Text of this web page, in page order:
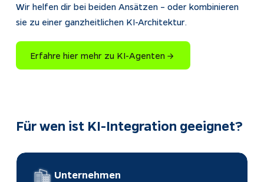
Wir helfen dir bei beiden Ansätzen – oder kombinieren
sie zu einer ganzheitlichen KI-Architektur.
Erfahre hier mehr zu KI-Agenten → ​​​​‌ ‍ ​‍​‍‌‍ ‌ ​‍‌‍‍‌‌‍‌ ‌‍‍‌‌‍ ‍​‍​‍​ ‍‍​‍​‍‌ ​ ‌‍​‌‌‍ ‍‌‍‍‌‌ ‌​‌ ‍‌​‍ ‍‌‍‍‌‌‍ ​‍​‍​‍ ​​‍​‍‌‍‍​‌ ​‍‌‍‌‌‌‍‌‍​‍​‍​ ‍‍​‍​‍​‍ ‌ ​ ‌ ‌​‌ ‌‌‌‍‌​‌‍‍‌‌‍ ​‍ ‌‍‍‌‌‍ ‍‌ ‌​‌‍‌‌‌‍ ‍‌ ‌​​‍ ‌‍‌‌‌‍‌​‌‍‍‌‌ ‌​​‍ ‌‍ ‌‌‍ ‌‍‌​‌‍‌‌​ ‌‌ ​​‌ ​‍‌‍‌‌‌ ​ ‌‍‌‌‌‍ ‍‌ ‌​‌‍​‌‌ ‌​‌‍‍‌‌‍ ‌‍ ‍​ ‍ ‌‍‍‌‌‍‌​​ ‌​ ​‍‌‍‌​‌‍​‌​ ‌‌​ ‌‍‌‍‌‍‌‍‌​​ ​‌​‍ ‌​ ​‍​ ‍​​ ​ ​ ‌‍​‍ ‌​ ‌​​ ​ ​ ‌‍​ ‌ ​‍ ‌​ ‍​‌‍​‌‌‍‌‌​ ​‌​‍ ‌‌‍‌​​ ‍‌​ ‌ ​ ‍‌​ ‌​​ ​‌​ ‌ ​ ​​​ ​ ​ ‍​‌‍‌‍​ ​ ​ ‍ ‌ ‌​‌ ‍‌‌ ​​‌‍‌‌​ ‌‌ ​ ‌‍‌‌‌ ​‍‌ ‌‍‌‍‍‌‌‍​ ‌‍‌‌​‍ ‌‌ ​​‌‍​‌‌‍‌ ‌‍‌‌​ ‍ ‌ ​​‌‍​‌‌ ‌​‌‍‍​​ ‌‌‍ ‌‌‍ ‌‍‌​‌ ‌‌‌‍ ​‌‍‌‌‌ ​ ​‍‌‌​ ‌‌‌​​‍‌‌ ‌‍‍ ‌‍‌‌‌ ‍‌​‍‌‌​ ​ ‌​‌​​‍‌‌​ ​ ‌​‌​​‍‌‌​ ​‍​ ​‍​ ​​​ ‌​​ ‌ ‌‍‌‌​ ‍​​ ‌‌​ ‍​‌‍​‌​ ​ ​ ‌​‌‍‌‌​ ‍‌‌‍‌‌‌‍​‍​ ​‌​ ​‍​ ‌​​ ​‌‌‍‌​​ ​‌‌‍‌‍‌‍‌​​ ​‍​ ​​‌‍‌‌​ ‍​​ ​ ​ ​ ​ ‍‌‌‍‌​‌‍​ ​ ‌‍​‍‌‌​ ​‍​ ​‍​‍‌‌​ ‌‌‌​‌​​‍ ‍‌‍​ ‌‍ ‌‍ ‍‌ ‌​‌‍‌‌‌‍ ‍‌ ‌​​‍‌‌​ ‌‌‌​​‍‌‌ ‌‍‍ ‌‍‌‌‌ ‍‌​‍‌‌​ ​ ‌​‌​​‍‌‌​ ​ ‌​‌​​‍‌‌​ ​‍​ ​‍​ ​‌​ ​‌‌‍‌‌​ ​ ​ ‌‌​ ​​‌‍‌​​ ​‌‌‍‌‌‌‍‌​‌‍​‍‌‍‌​​‍‌‌​ ​‍​ ​‍​‍‌‌​ ‌‌‌​‌​​‍ ‍‌‍ ‍‌‍​‌‌‍ ‌‌‍‌‌​ ‌‍​‍‌‍​‌‌ ​ ‌‍‌‌‌‌‌‌‌ ​‍‌‍ ​​ ‌​‍‌‌​ ​‍‌​‌‍‌ ​ ‌ ‌​‌ ‌‌‌‍‌​‌‍‍‌‌‍ ​‍‌‍‌‍‍‌‌‍‌​​ ‌​ ​‍‌‍‌​‌‍​‌​ ‌‌​ ‌‍‌‍‌‍‌‍‌​​ ​‌​‍ ‌​ ​‍​ ‍​​ ​ ​ ‌‍​‍ ‌​ ‌​​ ​ ​ ‌‍​ ‌ ​‍ ‌​ ‍​‌‍​‌‌‍‌‌​ ​‌​‍ ‌‌‍‌​​ ‍‌​ ‌ ​ ‍‌​ ‌​​ ​‌​ ‌ ​ ​​​ ​ ​ ‍​‌‍‌‍​ ​ ​‍‌‍‌ ‌​‌ ‍‌‌ ​​‌‍‌‌​ ‌‌ ​ ‌‍‌‌‌ ​‍‌ ‌‍‌‍‍‌‌‍​ ‌‍‌‌​‍ ‌‌ ​​‌‍​‌‌‍‌ ‌‍‌‌​‍‌‍‌ ​​‌‍​‌‌ ‌​‌‍‍​​ ‌‌‍ ‌‌‍ ‌‍‌​‌ ‌‌‌‍ ​‌‍‌‌‌ ​ ​‍‌‌​ ‌‌‌​​‍‌‌ ‌‍‍ ‌‍‌‌‌ ‍‌​‍‌‌​ ​ ‌​‌​​‍‌‌​ ​ ‌​‌​​‍‌‌​ ​‍​ ​‍​ ​​​ ‌​​ ‌ ‌‍‌‌​ ‍​​ ‌‌​ ‍​‌‍​‌​ ​ ​ ‌​‌‍‌‌​ ‍‌‌‍‌‌‌‍​‍​ ​‌​ ​‍​ ‌​​ ​‌‌‍‌​​ ​‌‌‍‌‍‌‍‌​​ ​‍​ ​​‌‍‌‌​ ‍​​ ​ ​ ​ ​ ‍‌‌‍‌​‌‍​ ​ ‌‍​‍‌‌​ ​‍​ ​‍​‍‌‌​ ‌‌‌​‌​​‍ ‍‌‍​ ‌‍ ‌‍ ‍‌ ‌​‌‍‌‌‌‍ ‍‌ ‌​​‍‌‌​ ‌‌‌​​‍‌‌ ‌‍‍ ‌‍‌‌‌ ‍‌​‍‌‌​ ​ ‌​‌​​‍‌‌​ ​ ‌​‌​​‍‌‌​ ​‍​ ​‍​ ​‌​ ​‌‌‍‌‌​ ​ ​ ‌‌​ ​​‌‍‌​​ ​‌‌‍‌‌‌‍‌​‌‍​‍‌‍‌​​‍‌‌​ ​‍​ ​‍​‍‌‌​ ‌‌‌​‌​​‍ ‍‌‍ ‍‌‍​‌‌‍ ‌‌‍‌‌​‍​‍‌ ‌​​​​‌ ‍ ​‍​‍‌‍ ‌ ​‍‌‍‍‌‌‍‌ ‌‍‍‌‌‍ ‍​‍​‍​ ‍‍​‍​‍‌ ​ ‌‍​‌‌‍ ‍‌‍‍‌‌ ‌​‌ ‍‌​‍ ‍‌‍‍‌‌‍ ​‍​‍​‍ ​​‍​‍‌‍‍​‌ ​‍‌‍‌‌‌‍‌‍​‍​‍​ ‍‍​‍​‍​‍ ‌ ​ ‌ ‌​‌ ‌‌‌‍‌​‌‍‍‌‌‍ ​‍ ‌‍‍‌‌‍ ‍‌ ‌​‌‍‌‌‌‍ ‍‌ ‌​​‍ ‌‍‌‌‌‍‌​‌‍‍‌‌ ‌​​‍ ‌‍ ‌‌‍ ‌‍‌​‌‍‌‌​ ‌‌ ​​‌ ​‍‌‍‌‌‌ ​ ‌‍‌‌‌‍ ‍‌ ‌​‌‍​‌‌ ‌​‌‍‍‌‌‍ ‌‍ ‍​ ‍ ‌‍‍‌‌‍‌​​ ‌​ ​‍‌‍‌​‌‍​‌​ ‌‌​ ‌‍‌‍‌‍‌‍‌​​ ​‌​‍ ‌​ ​‍​ ‍​​ ​ ​ ‌‍​‍ ‌​ ‌​​ ​ ​ ‌‍​ ‌ ​‍ ‌​ ‍​‌‍​‌‌‍‌‌​ ​‌​‍ ‌‌‍‌​​ ‍‌​ ‌ ​ ‍‌​ ‌​​ ​‌​ ‌ ​ ​​​ ​ ​ ‍​‌‍‌‍​ ​ ​ ‍ ‌ ‌​‌ ‍‌‌ ​​‌‍‌‌​ ‌‌ ​ ‌‍‌‌‌ ​‍‌ ‌‍‌‍‍‌‌‍​ ‌‍‌‌​‍ ‌‌ ​​‌‍​‌‌‍‌ ‌‍‌‌​ ‍ ‌ ​​‌‍​‌‌ ‌​‌‍‍​​ ‌‌‍​ ‌‍​‌‌‍ ​‌‍ ​‌‌‌​‌‍ ‌​​‌‌‍​ ‌ ‌​‌‍‍‌‌‍ ‌‍ ‍​‍ ‍‌‍ ‍‌‍​‌‌‍ ‌‌‍‌‌​ ‌‍​‍‌‍​‌‌ ​ ‌‍‌‌‌‌‌‌‌ ​‍‌‍ ​​ ‌​‍‌‌​ ​‍‌​‌‍‌ ​ ‌ ‌​‌ ‌‌‌‍‌​‌‍‍‌‌‍ ​‍‌‍‌‍‍‌‌‍‌​​ ‌​ ​‍‌‍‌​‌‍​‌​ ‌‌​ ‌‍‌‍‌‍‌‍‌​​ ​‌​‍ ‌​ ​‍​ ‍​​ ​ ​ ‌‍​‍ ‌​ ‌​​ ​ ​ ‌‍​ ‌ ​‍ ‌​ ‍​‌‍​‌‌‍‌‌​ ​‌​‍ ‌‌‍‌​​ ‍‌​ ‌ ​ ‍‌​ ‌​​ ​‌​ ‌ ​ ​​​ ​ ​ ‍​‌‍‌‍​ ​ ​‍‌‍‌ ‌​‌ ‍‌‌ ​​‌‍‌‌​ ‌‌ ​ ‌‍‌‌‌ ​‍‌ ‌‍‌‍‍‌‌‍​ ‌‍‌‌​‍ ‌‌ ​​‌‍​‌‌‍‌ ‌‍‌‌​‍‌‍‌ ​​‌‍​‌‌ ‌​‌‍‍​​ ‌‌‍​ ‌‍​‌‌‍ ​‌‍ ​‌‌‌​‌‍ ‌​​‌‌‍​ ‌ ‌​‌‍‍‌‌‍ ‌‍ ‍​‍ ‍‌‍ ‍‌‍​‌‌‍ ‌‌‍‌‌​‍‌‍‌ ​​‌‍‌‌‌ ​‍‌ ​ ‌ ​​‌‍‌‌‌‍​ ‌ ‌​‌‍‍‌‌ ‌‍‌‍‌‌​ ‌‌ ​​‌ ‌‌‌‍​‍‌‍ ​‌‍‍‌‌ ​ ‌‍‍​‌‍‌‌‌‍‌​​‍​‍‌ ‌
Für wen ist KI-Integration geeignet?
Unternehmen